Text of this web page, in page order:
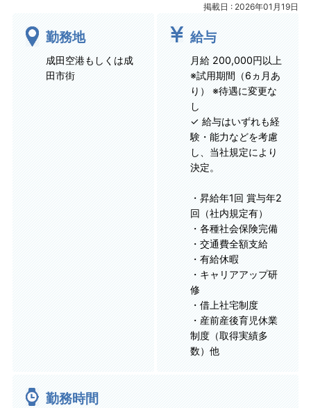
掲載日 : 2026年01月19日
勤務地
成田空港もしくは成
田市街
給与
月給 200,000円以上
※試用期間（6ヵ月あ
り） ※待遇に変更な
し
✓ 給与はいずれも経
験・能力などを考慮
し、当社規定により
決定。
・昇給年1回 賞与年2
回（社内規定有）
・各種社会保険完備
・交通費全額支給
・有給休暇
・キャリアアップ研
修
・借上社宅制度
・産前産後育児休業
制度（取得実績多
数）他
勤務時間